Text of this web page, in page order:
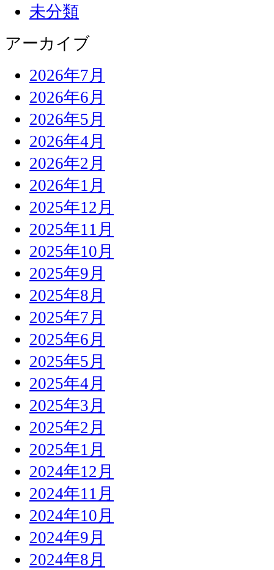
未分類
アーカイブ
2026年7月
2026年6月
2026年5月
2026年4月
2026年2月
2026年1月
2025年12月
2025年11月
2025年10月
2025年9月
2025年8月
2025年7月
2025年6月
2025年5月
2025年4月
2025年3月
2025年2月
2025年1月
2024年12月
2024年11月
2024年10月
2024年9月
2024年8月